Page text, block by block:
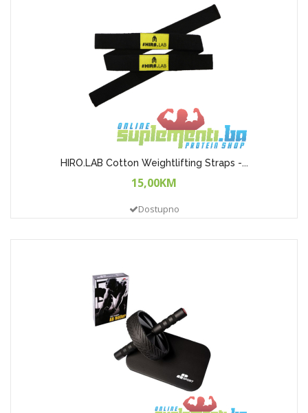
HIRO.LAB Cotton Weightlifting Straps -...
15,00KM
Dostupno